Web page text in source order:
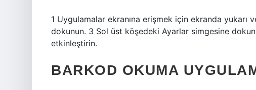
1 Uygulamalar ekranına erişmek için ekranda yukarı
dokunun. 3 Sol üst köşedeki Ayarlar simgesine
etkinleştirin.
BARKOD OKUMA